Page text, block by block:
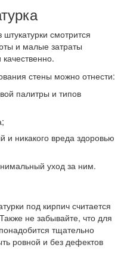
смотрится
и малые затраты
стены можно отнести:
палитры и типов
и никакого вреда здоровью
уход за ним.
под кирпич считается
не забывайте, что для
тщательно
ровной и без дефектов